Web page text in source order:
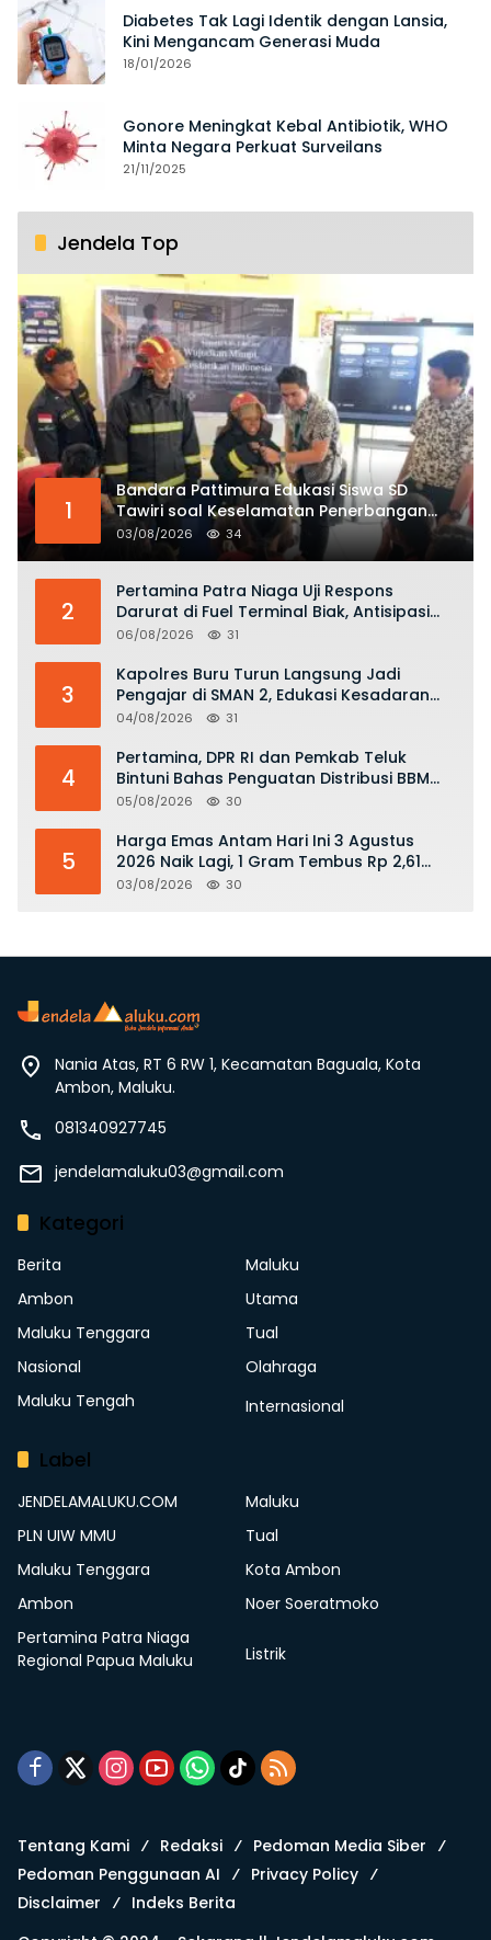
Diabetes Tak Lagi Identik dengan Lansia,
Kini Mengancam Generasi Muda
18/01/2026
Gonore Meningkat Kebal Antibiotik, WHO
Minta Negara Perkuat Surveilans
21/11/2025
Jendela Top
1
Bandara Pattimura Edukasi Siswa SD
Tawiri soal Keselamatan Penerbangan
dan Bahaya Bermain Layang-layang di
KKOP
03/08/2026 34
2
Pertamina Patra Niaga Uji Respons
Darurat di Fuel Terminal Biak, Antisipasi
Risiko Kebakaran dan Tumpahan BBM
06/08/2026 31
3
Kapolres Buru Turun Langsung Jadi
Pengajar di SMAN 2, Edukasi Kesadaran
Hukum dan Stop Kekerasan
04/08/2026 31
4
Pertamina, DPR RI dan Pemkab Teluk
Bintuni Bahas Penguatan Distribusi BBM
dan LPG
05/08/2026 30
5
Harga Emas Antam Hari Ini 3 Agustus
2026 Naik Lagi, 1 Gram Tembus Rp 2,61
Juta
03/08/2026 30
Nania Atas, RT 6 RW 1, Kecamatan Baguala, Kota
Ambon, Maluku.
081340927745
jendelamaluku03@gmail.com
Kategori
Berita
Maluku
Ambon
Utama
Maluku Tenggara
Tual
Nasional
Olahraga
Maluku Tengah
Internasional
Label
JENDELAMALUKU.COM
Maluku
PLN UIW MMU
Tual
Maluku Tenggara
Kota Ambon
Ambon
Noer Soeratmoko
Pertamina Patra Niaga
Regional Papua Maluku
Listrik
Tentang Kami Redaksi
Pedoman Media Siber
Pedoman Penggunaan AI
Privacy Policy
Disclaimer
Indeks Berita